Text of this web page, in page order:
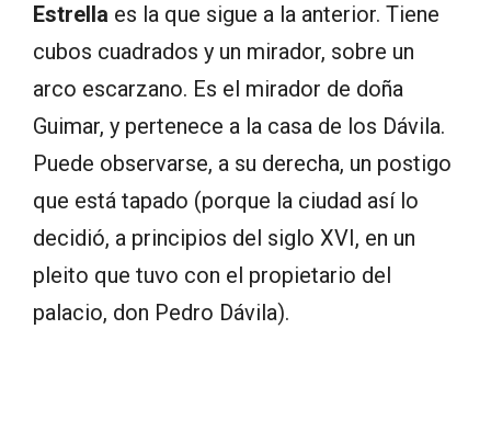
Estrella es la que sigue a la anterior. Tiene
cubos cuadrados y un mirador, sobre un
arco escarzano. Es el mirador de doña
Guimar, y pertenece a la casa de los Dávila.
Puede observarse, a su derecha, un postigo
que está tapado (porque la ciudad así lo
decidió, a principios del siglo XVI, en un
pleito que tuvo con el propietario del
palacio, don Pedro Dávila).